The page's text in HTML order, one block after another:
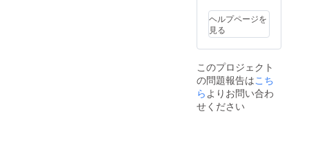
ヘルプページを
見る
このプロジェクト
の問題報告はこち
ら よりお問い合わ
せください